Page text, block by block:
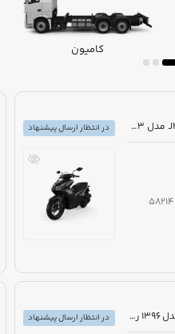
کامیون
مزایده دولتی موتورسیکلت J200 مدل 1403 رنگ بادمجانی
در انتظار ارسال پیشنهاد
مزایده دولتی خودرو پراید 131 مدل 1396 رنگ سفید
در انتظار ارسال پیشنهاد